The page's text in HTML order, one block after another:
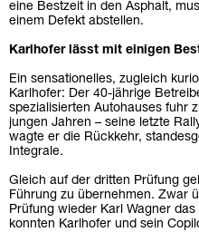
eine Bestzeit in den Asphalt,
einem Defekt abstellen.
Karlhofer lässt mit einigen
Ein sensationelles, zugleich
Karlhofer: Der 40-jährige
spezialisierten Autohauses fuhr
jungen Jahren – seine letzte
wagte er die Rückkehr,
Integrale.
Gleich auf der dritten Prüfung
Führung zu übernehmen. Zwar
Prüfung wieder Karl Wagner
konnten Karlhofer und sein